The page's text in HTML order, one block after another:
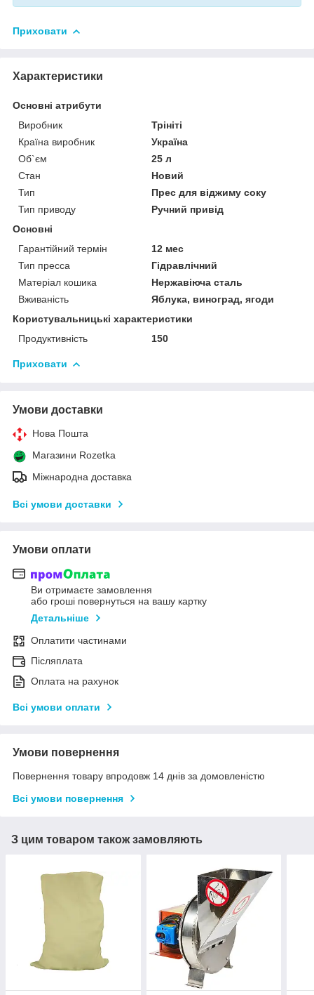
Приховати
Характеристики
Основні атрибути
Виробник
Трініті
Країна виробник
Україна
Об`єм
25 л
Стан
Новий
Тип
Прес для віджиму соку
Тип приводу
Ручний привід
Основні
Гарантійний термін
12 мес
Тип пресса
Гідравлічний
Матеріал кошика
Нержавіюча сталь
Вживаність
Яблука, виноград, ягоди
Користувальницькі характеристики
Продуктивність
150
Приховати
Умови доставки
Нова Пошта
Магазини Rozetka
Міжнародна доставка
Всі умови доставки
Умови оплати
Ви отримаєте замовлення
або гроші повернуться на вашу картку
Детальніше
Оплатити частинами
Післяплата
Оплата на рахунок
Всі умови оплати
Умови повернення
Повернення товару впродовж 14 днів за домовленістю
Всі умови повернення
З цим товаром також замовляють